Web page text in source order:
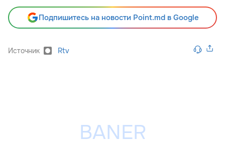
Подпишитесь на новости Point.md в Google
Источник Rtv